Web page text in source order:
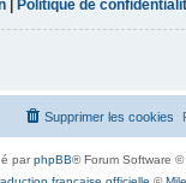
| Politique de
Supprimer les cookies
parphpBB® Forum Software ©